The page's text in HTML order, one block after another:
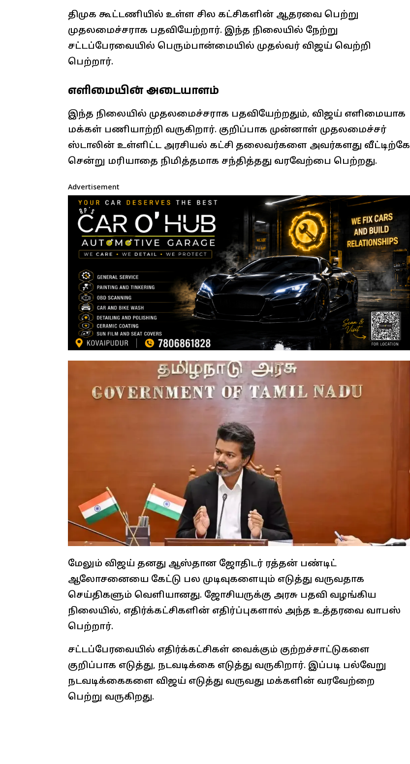
திமுக கூட்டணியில் உள்ள சில கட்சிகளின் ஆதரவை பெற்று
முதலமைச்சராக பதவியேற்றார். இந்த நிலையில் நேற்று
சட்டப்பேரவையில் பெரும்பான்மையில் முதல்வர் விஜய் வெற்றி
பெற்றார்.
எளிமையின் அடையாளம்
இந்த நிலையில் முதலமைச்சராக பதவியேற்றதும், விஜய் எளிமையாக
மக்கள் பணியாற்றி வருகிறார். குறிப்பாக முன்னாள் முதலமைச்சர்
ஸ்டாலின் உள்ளிட்ட அரசியல் கட்சி தலைவர்களை அவர்களது வீட்டிற்கே
சென்று மரியாதை நிமித்தமாக சந்தித்தது வரவேற்பை பெற்றது.
Advertisement
மேலும் விஜய் தனது ஆஸ்தான ஜோதிடர் ரத்தன் பண்டிட்
ஆலோசனையை கேட்டு பல முடிவுகளையும் எடுத்து வருவதாக
செய்திகளும் வெளியானது. ஜோசியருக்கு அரசு பதவி வழங்கிய
நிலையில், எதிர்க்கட்சிகளின் எதிர்ப்புகளால் அந்த உத்தரவை வாபஸ்
பெற்றார்.
சட்டப்பேரவையில் எதிர்க்கட்சிகள் வைக்கும் குற்றச்சாட்டுகளை
குறிப்பாக எடுத்து, நடவடிக்கை எடுத்து வருகிறார். இப்படி பல்வேறு
நடவடிக்கைகளை விஜய் எடுத்து வருவது மக்களின் வரவேற்றை
பெற்று வருகிறது.